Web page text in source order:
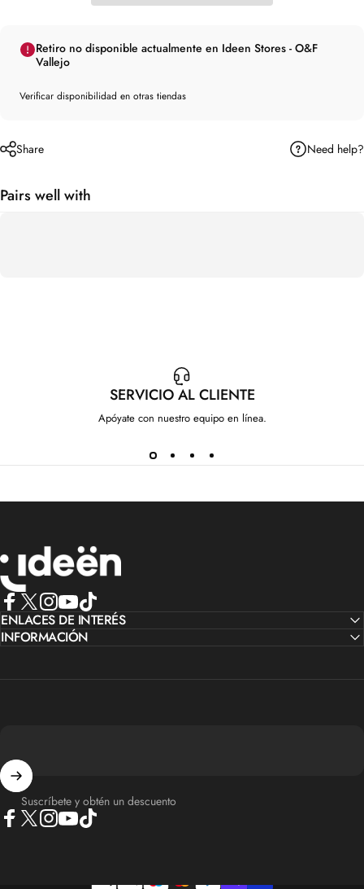
Retiro no disponible actualmente en Ideen Stores - O&F
Vallejo
Verificar disponibilidad en otras tiendas
Share Need help?
Pairs well with
SERVICIO AL CLIENTE
Apóyate con nuestro equipo en línea.
IdeenstoresMX
Facebook
X (Twitter)
Instagram
YouTube
TikTok
ENLACES DE INTERÉS
INFORMACIÓN
Suscríbete y obtén un descuento